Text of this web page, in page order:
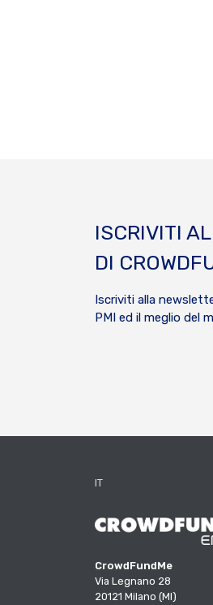
ISCRIVITI
DI
Iscriviti alla
PMI ed il meglio del
IT
CrowdFundMe
Via Legnano 28
20121 Milano (MI)